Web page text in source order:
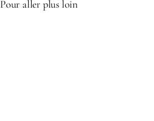
Pour aller plus loin